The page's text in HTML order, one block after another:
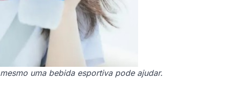
uma bebida esportiva pode ajudar.